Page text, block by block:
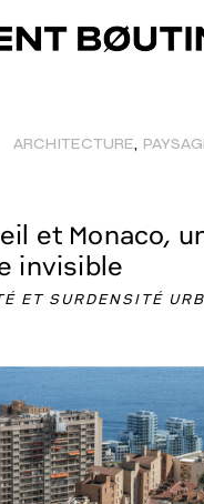
ARCHITECTURE
et Monaco,
invisible
ET SURDENSITÉ